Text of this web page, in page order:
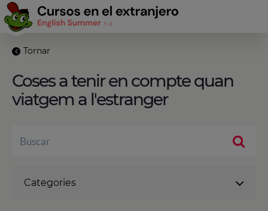
Tornar
Coses a tenir en compte quan
viatgem a l'estranger
Categories